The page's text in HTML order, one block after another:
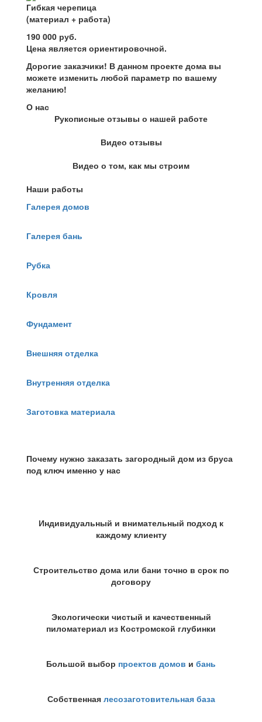
Гибкая черепица
(материал + работа)
190 000 руб.
Цена является ориентировочной.
Дорогие заказчики! В данном проекте дома вы
можете изменить любой параметр по вашему
желанию!
О нас
Рукописные отзывы о нашей работе
Видео отзывы
Видео о том, как мы строим
Наши работы
Галерея домов
Галерея бань
Рубка
Кровля
Фундамент
Внешняя отделка
Внутренняя отделка
Заготовка материала
Почему нужно заказать загородный дом из бруса
под ключ именно у нас
Индивидуальный и внимательный подход к
каждому клиенту
Строительство дома или бани точно в срок по
договору
Экологически чистый и качественный
пиломатериал из Костромской глубинки
Большой выбор проектов домов и бань
Собственная лесозаготовительная база